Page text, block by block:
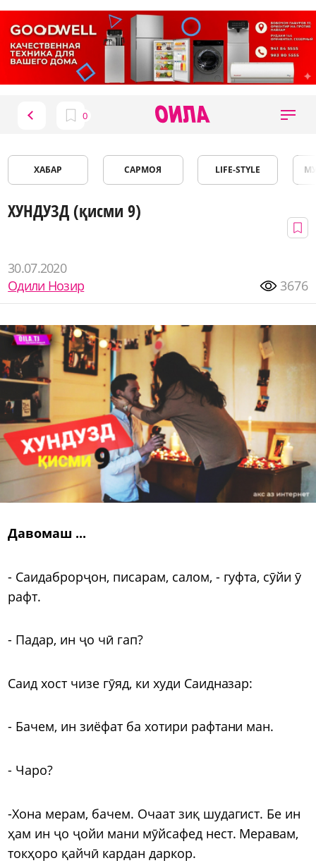
ХАБАР САРМОЯ LIFE-STYLE
ХУНДУЗД (қисми 9)
30.07.2020
Одили Нозир
3676
Давомаш ...
- Саидаброрҷон, писарам, салом, - гуфта, сӯйи ӯ
рафт.
- Падар, ин ҷо чӣ гап?
Саид хост чизе гӯяд, ки худи Саидназар:
- Бачем, ин зиёфат ба хотири рафтани ман.
- Чаро?
-Хона мерам, бачем. Очаат зиқ шудагист. Бе ин
ҳам ин ҷо ҷойи мани мӯйсафед нест. Меравам,
токҳоро қайчӣ кардан даркор.